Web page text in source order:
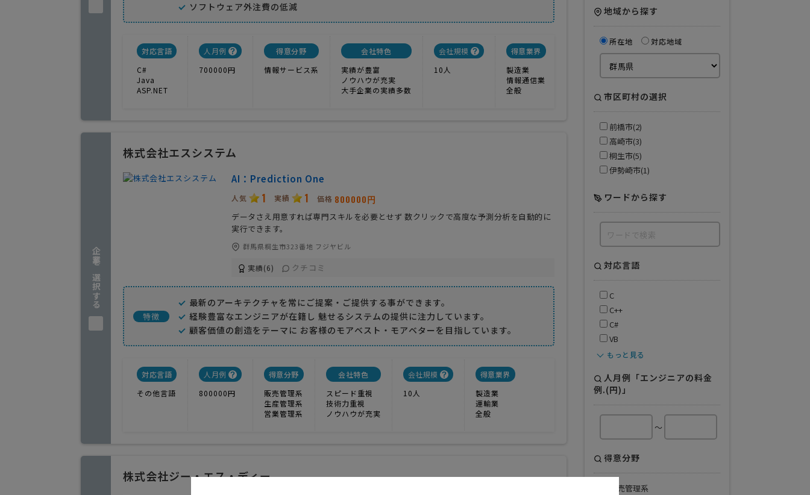
ソフトウェア外注費の低減
対応言語
C#
Java
ASP.NET
人月例
700000円
得意分野
情報サービス系
会社特色
実績が豊富
ノウハウが充実
大手企業の実績多数
会社規模
10人
得意業界
製造業
情報通信業
全般
企業を選択する
株式会社エスシステム
AI：Prediction One
人気 1 実績 1 価格 800000円
データさえ用意すれば専門スキルを必要とせず 数クリックで高度な予測分析を自動的に
実行できます。
群馬県桐生市323番地 フジヤビル
実績(6) クチコミ
特徴
最新のアーキテクチャを常にご提案・ご提供する事ができます。
経験豊富なエンジニアが在籍し 魅せるシステムの提供に注力しています。
顧客価値の創造をテーマに お客様のモアベスト・モアベターを目指しています。
対応言語
その他言語
人月例
800000円
得意分野
販売管理系
生産管理系
営業管理系
会社特色
スピード重視
技術力重視
ノウハウが充実
会社規模
10人
得意業界
製造業
運輸業
全般
株式会社ジー・エス・ディー
地域から探す
所在地 対応地域
市区町村の選択
前橋市(2)
高崎市(3)
桐生市(5)
伊勢崎市(1)
ワードから探す
対応言語
C
C++
C#
VB
もっと見る
人月例「エンジニアの料金
例.(円)」
～
得意分野
販売管理系